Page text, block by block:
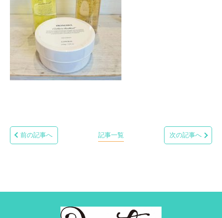
前の記事へ 記事一覧 次の記事へ